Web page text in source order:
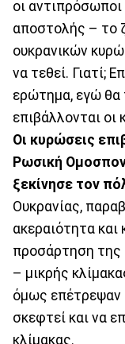
οι
αποστολής – το
ουκρανικών
να τεθεί. Γιατί;
ερώτημα, εγώ θα
επιβάλλονται οι
Οι κυρώσεις
Ρωσική
ξεκίνησε τον
Ουκρανίας,
ακεραιότητα
προσάρτηση της
– μικρής
όμως επέτρεψαν
σκεφτεί και να
κλίμακας.